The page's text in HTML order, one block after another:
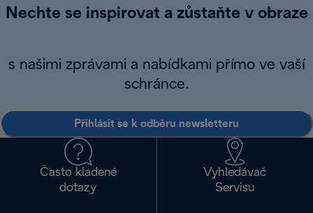
Nechte se inspirovat a zůstaňte v obraze
s našimi zprávami a nabídkami přímo ve vaší
schránce.
Přihlásit se k odběru newsletteru
Často kladené
dotazy
Vyhledávač
Servisu